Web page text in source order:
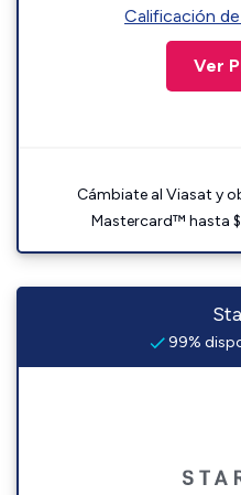
Calificación
Ver
Cámbiate al Viasat y
Mastercard™ hasta
99%